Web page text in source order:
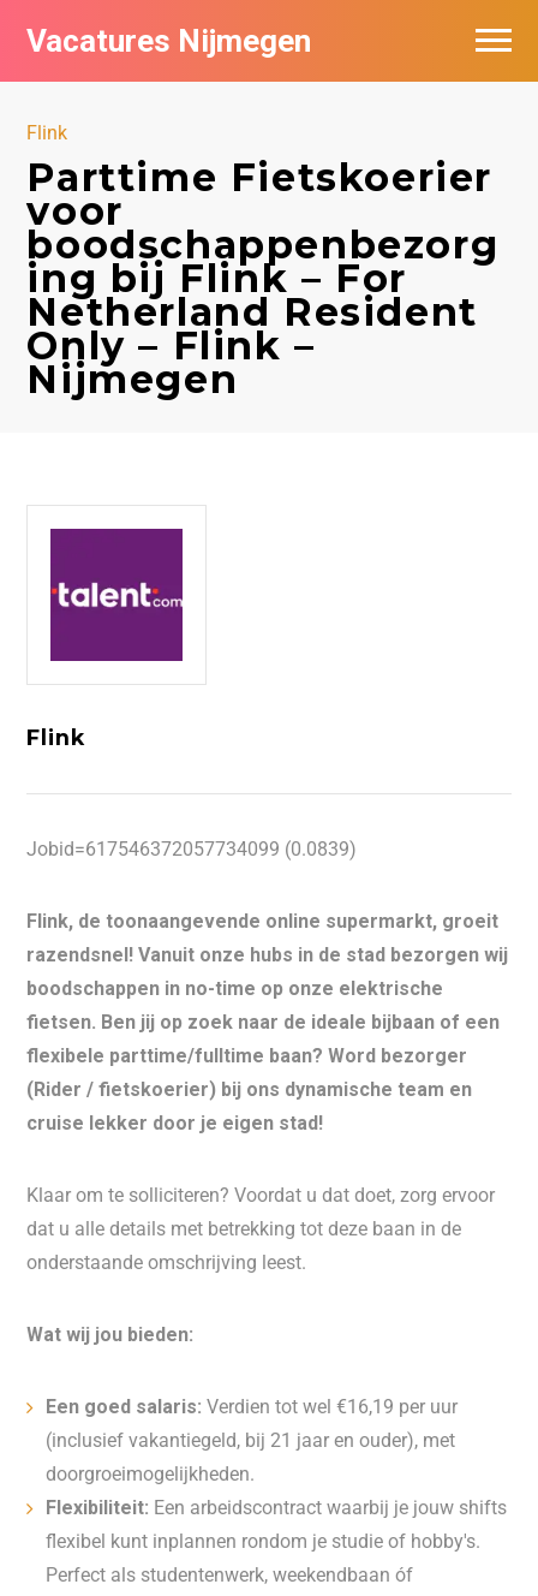
Vacatures Nijmegen
Flink
Parttime Fietskoerier
voor
boodschappenbezorg
ing bij Flink – For
Netherland Resident
Only – Flink –
Nijmegen
Flink
Jobid=617546372057734099 (0.0839)
Flink, de toonaangevende online supermarkt, groeit
razendsnel! Vanuit onze hubs in de stad bezorgen wij
boodschappen in no-time op onze elektrische
fietsen. Ben jij op zoek naar de ideale bijbaan of een
flexibele parttime/fulltime baan? Word bezorger
(Rider / fietskoerier) bij ons dynamische team en
cruise lekker door je eigen stad!
Klaar om te solliciteren? Voordat u dat doet, zorg ervoor
dat u alle details met betrekking tot deze baan in de
onderstaande omschrijving leest.
Wat wij jou bieden:
Een goed salaris: Verdien tot wel €16,19 per uur
(inclusief vakantiegeld, bij 21 jaar en ouder), met
doorgroeimogelijkheden.
Flexibiliteit: Een arbeidscontract waarbij je jouw shifts
flexibel kunt inplannen rondom je studie of hobby's.
Perfect als studentenwerk, weekendbaan óf
Vacatures per bedrijf
Nieuwsbrief feed